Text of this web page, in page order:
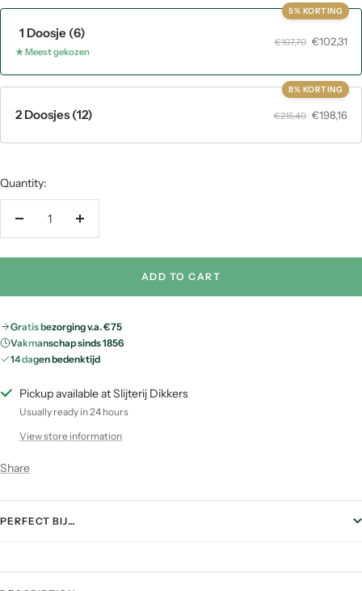
5% KORTING
1 Doosje (6)
★ Meest gekozen
€107,70 €102,31
8% KORTING
2 Doosjes (12) €215,40 €198,16
Quantity:
Decrease
Increase
ADD TO CART
Gratis bezorging v.a. €75
Vakmanschap sinds 1856
14 dagen bedenktijd
Pickup available at Slijterij Dikkers
Usually ready in 24 hours
View store information
Share
PERFECT BIJ…